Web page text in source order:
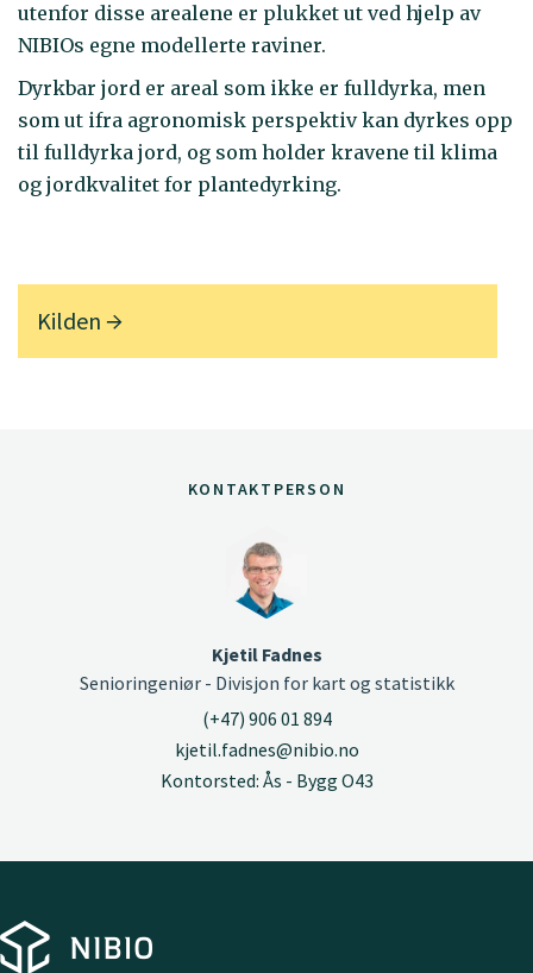
utenfor disse arealene er plukket ut ved hjelp av
NIBIOs egne modellerte raviner.
Dyrkbar jord er areal som ikke er fulldyrka, men
som ut ifra agronomisk perspektiv kan dyrkes opp
til fulldyrka jord, og som holder kravene til klima
og jordkvalitet for plantedyrking.
Kilden
KONTAKTPERSON
Kjetil Fadnes
Senioringeniør - Divisjon for kart og statistikk
(+47) 906 01 894
kjetil.fadnes@nibio.no
Kontorsted: Ås - Bygg O43